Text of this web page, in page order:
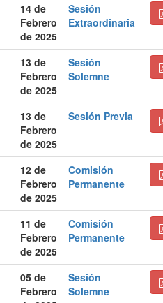
14 de
Febrero
de 2025
Sesión
Extraordinaria
13 de
Febrero
de 2025
Sesión
Solemne
13 de
Febrero
de 2025
Sesión Previa
12 de
Febrero
de 2025
Comisión
Permanente
11 de
Febrero
de 2025
Comisión
Permanente
05 de
Febrero
Sesión
Solemne